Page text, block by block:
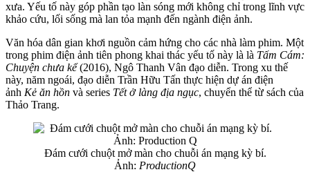
xưa. Yếu tố này góp phần tạo làn sóng mới không chỉ trong lĩnh vực
khảo cứu, lối sống mà lan tỏa mạnh đến ngành điện ảnh.
Văn hóa dân gian khơi nguồn cảm hứng cho các nhà làm phim. Một
trong phim điện ảnh tiên phong khai thác yếu tố này là là Tấm Cám:
Chuyện chưa kể(2016), Ngô Thanh Vân đạo diễn. Trong xu thế
này, năm ngoái, đạo diễn Trần Hữu Tấn thực hiện dự án điện
ảnh Kẻ ăn hồn và series Tết ở làng địa ngục, chuyển thể từ sách của
Thảo Trang.
Đám cưới chuột mở màn cho chuỗi án mạng kỳ bí.
Ảnh: ProductionQ